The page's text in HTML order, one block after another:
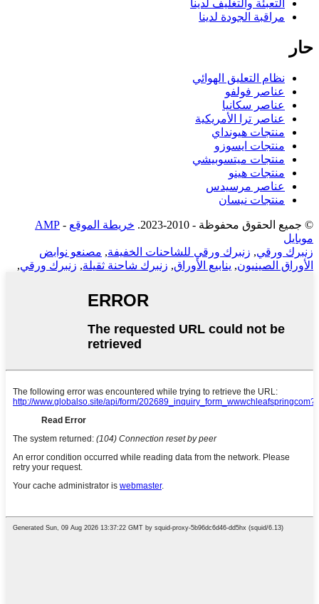
التعبئة والتغليف لدينا
مراقبة الجودة لدينا
حار
نظام التعليق الهوائي
عناصر فولفو
عناصر سكانيا
عناصر ترا الأمريكية
منتجات هيونداي
منتجات ايسوزو
منتجات ميتسوبيشي
منتجات هينو
عناصر مرسيدس
منتجات نيسان
© جميع الحقوق محفوظة - 2010-2023. خريطة الموقع -
AMP
موبايل
زنبرك ورقي, زنبرك ورقي للشاحنات الخفيفة, مصنعو نوابض
الأوراق الصينيون, ينابيع الأوراق, زنبرك شاحنة ثقيلة, زنبرك ورقي,